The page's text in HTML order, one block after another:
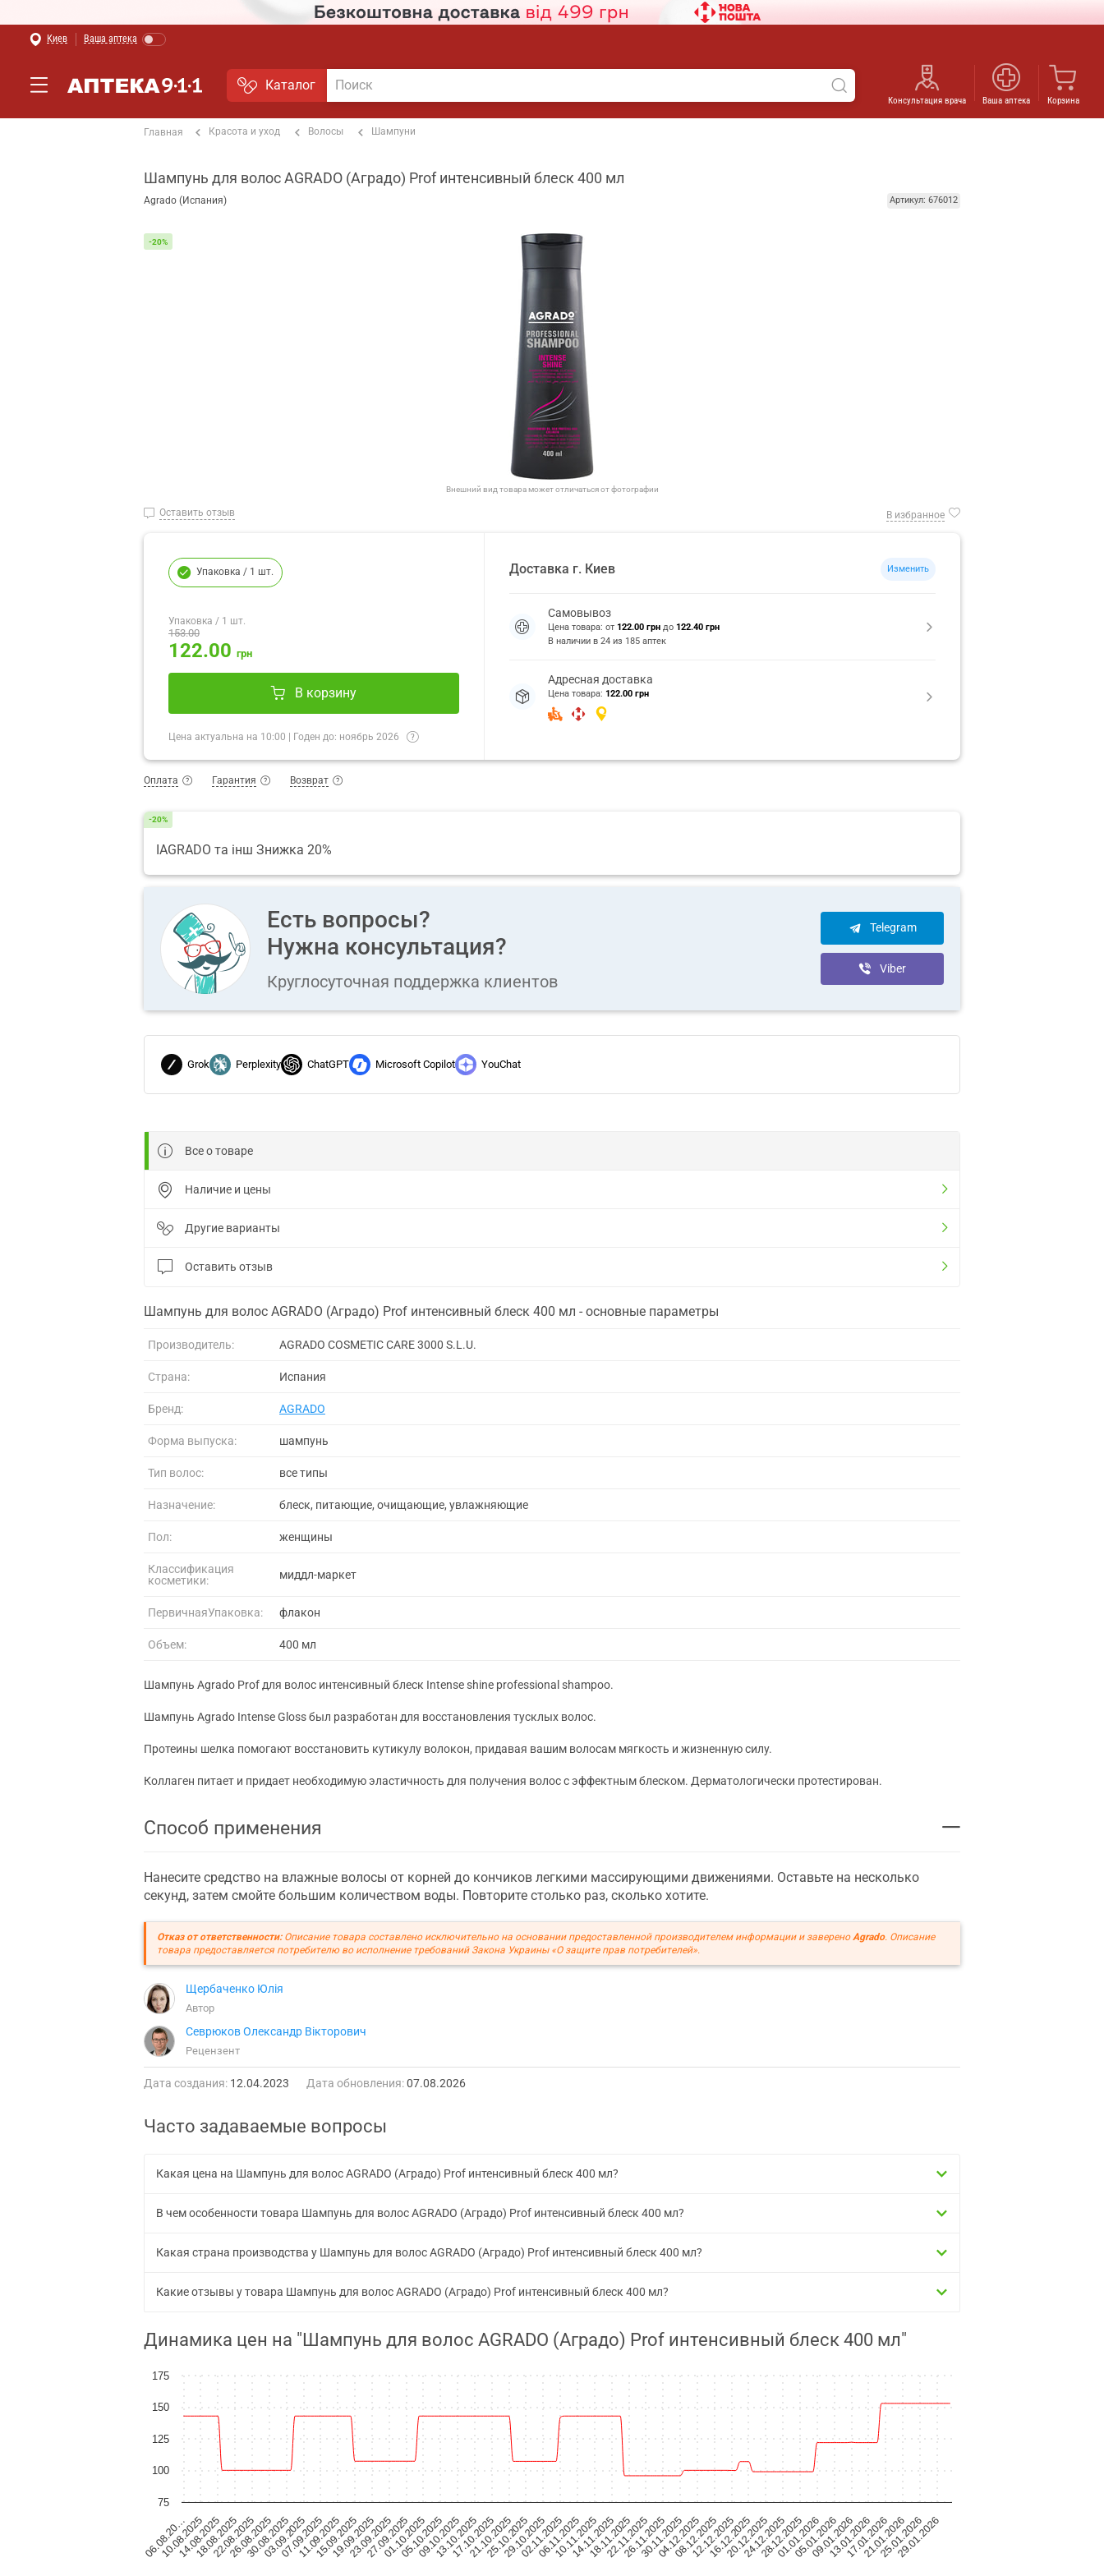
Киев Ваша аптека
Каталог
Консультация врача Ваша аптека Корзина
Главная Красота и уход Волосы Шампуни
Шампунь для волос AGRADO (Аградо) Prof интенсивный блеск 400 мл
Agrado (Испания) Артикул: 676012
-20%
Внешний вид товара может отличаться от фотографии
Оставить отзыв В избранное
Упаковка / 1 шт.
Упаковка / 1 шт.
153.00
122.00 грн
В корзину
Цена актуальна на 10:00 | Годен до: ноябрь 2026
Доставка г. Киев Изменить
Самовывоз
Цена товара: от 122.00 грн до 122.40 грн
В наличии в 24 из 185 аптек
Адресная доставка
Цена товара: 122.00 грн
Оплата Гарантия Возврат
-20%
IAGRADO та інш Знижка 20%
Есть вопросы?
Нужна консультация?
Круглосуточная поддержка клиентов
Telegram
Viber
Grok Perplexity ChatGPT Microsoft Copilot YouChat
Все о товаре
Наличие и цены
Другие варианты
Оставить отзыв
Шампунь для волос AGRADO (Аградо) Prof интенсивный блеск 400 мл - основные параметры
Производитель: AGRADO COSMETIC CARE 3000 S.L.U.
Страна: Испания
Бренд: AGRADO
Форма выпуска: шампунь
Тип волос: все типы
Назначение: блеск, питающие, очищающие, увлажняющие
Пол: женщины
Классификация
косметики:
миддл-маркет
ПервичнаяУпаковка: флакон
Объем: 400 мл
Шампунь Agrado Prof для волос интенсивный блеск Intense shine professional shampoo.
Шампунь Agrado Intense Gloss был разработан для восстановления тусклых волос.
Протеины шелка помогают восстановить кутикулу волокон, придавая вашим волосам мягкость и жизненную силу.
Коллаген питает и придает необходимую эластичность для получения волос с эффектным блеском. Дерматологически протестирован.
Способ применения
Нанесите средство на влажные волосы от корней до кончиков легкими массирующими движениями. Оставьте на несколько
секунд, затем смойте большим количеством воды. Повторите столько раз, сколько хотите.
Отказ от ответственности:Описание товара составлено исключительно на основании предоставленной производителем информации и заверено Agrado. Описание
товара предоставляется потребителю во исполнение требований Закона Украины «О защите прав потребителей».
Щербаченко Юлія
Автор
Севрюков Олександр Вікторович
Рецензент
Дата создания: 12.04.2023 Дата обновления:07.08.2026
Часто задаваемые вопросы
Какая цена на Шампунь для волос AGRADO (Аградо) Prof интенсивный блеск 400 мл?
В чем особенности товара Шампунь для волос AGRADO (Аградо) Prof интенсивный блеск 400 мл?
Какая страна производства у Шампунь для волос AGRADO (Аградо) Prof интенсивный блеск 400 мл?
Какие отзывы у товара Шампунь для волос AGRADO (Аградо) Prof интенсивный блеск 400 мл?
Динамика цен на "Шампунь для волос AGRADO (Аградо) Prof интенсивный блеск 400 мл"
06.08.20…
10.08.2025
14.08.2025
18.08.2025
22.08.2025
26.08.2025
30.08.2025
03.09.2025
07.09.2025
11.09.2025
15.09.2025
19.09.2025
23.09.2025
27.09.2025
01.10.2025
05.10.2025
09.10.2025
13.10.2025
17.10.2025
21.10.2025
25.10.2025
29.10.2025
02.11.2025
06.11.2025
10.11.2025
14.11.2025
18.11.2025
22.11.2025
26.11.2025
30.11.2025
04.12.2025
08.12.2025
12.12.2025
16.12.2025
20.12.2025
24.12.2025
28.12.2025
01.01.2026
05.01.2026
09.01.2026
13.01.2026
17.01.2026
21.01.2026
25.01.2026
29.01.2026
100
75
125
150
175